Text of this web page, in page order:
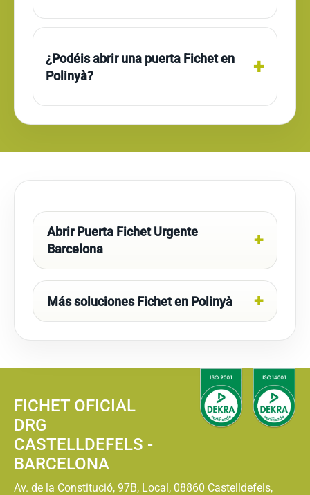
¿Podéis abrir una puerta Fichet en
Polinyà?
Abrir Puerta Fichet Urgente
Barcelona
Más soluciones Fichet en Polinyà
FICHET OFICIAL
DRG
CASTELLDEFELS -
BARCELONA
Av. de la Constitució, 97B, Local, 08860 Castelldefels,